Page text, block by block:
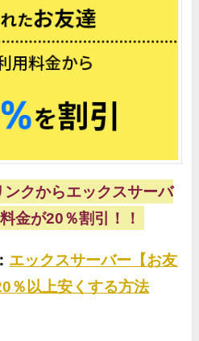
クからエックスサーバ
金が20％割引！！
エックスサーバー【お友
％以上安くする方法